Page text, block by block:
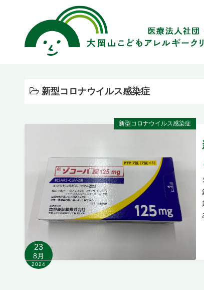
新型コロナウイルス感染症
新型コロナウイルス感染症
23
8月
2024